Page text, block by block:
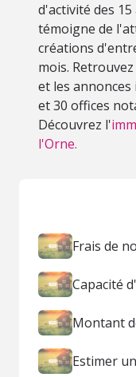
d'activité des 15
témoigne de
créations
mois.
et les
et 30 offices
Découvrez l'
l'Orne.
Frais de
Capacité
Montant
Estimer